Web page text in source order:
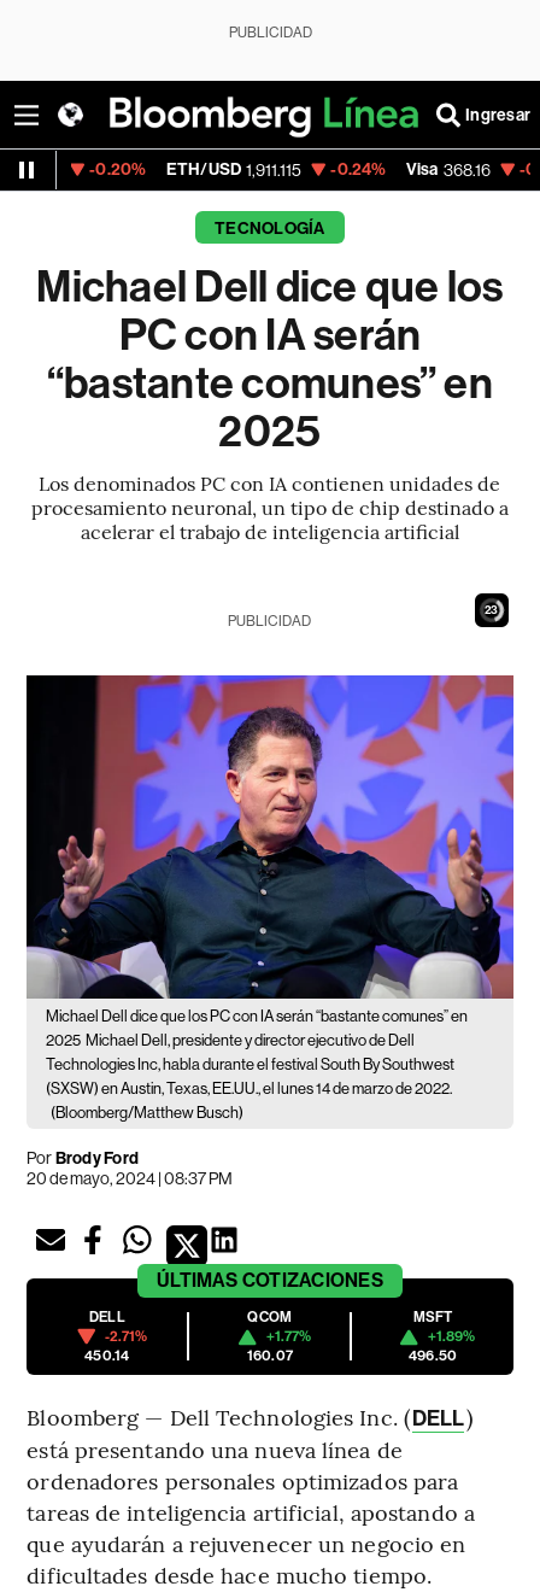
PUBLICIDAD
Ingresar
ETH/USD 1,911.115 -0.24% Visa 368.16 -0.10%
TECNOLOGÍA
Michael Dell dice que los
PC con IA serán
“bastante comunes” en
2025
Los denominados PC con IA contienen unidades de
procesamiento neuronal, un tipo de chip destinado a
acelerar el trabajo de inteligencia artificial
21
PUBLICIDAD
Michael Dell dice que los PC con IA serán “bastante comunes” en
2025 Michael Dell, presidente y director ejecutivo de Dell
Technologies Inc, habla durante el festival South By Southwest
(SXSW) en Austin, Texas, EE.UU., el lunes 14 de marzo de 2022.
(Bloomberg/Matthew Busch)
PorBrody Ford
20 de mayo, 2024 | 08:37 PM
ÚLTIMAS COTIZACIONES
DELL
-2.71%
450.14
QCOM
+1.77%
160.07
MSFT
+1.89%
496.50
Bloomberg — Dell Technologies Inc. (DELL)
está presentando una nueva línea de
ordenadores personales optimizados para
tareas de inteligencia artificial, apostando a
que ayudarán a rejuvenecer un negocio en
dificultades desde hace mucho tiempo.